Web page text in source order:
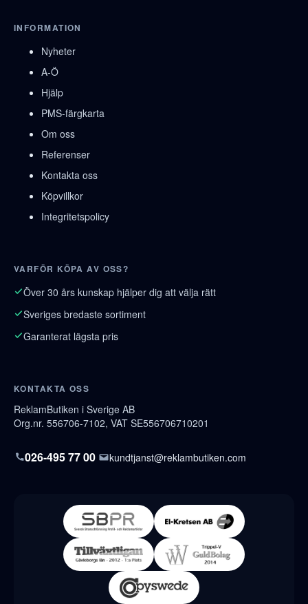
INFORMATION
Nyheter
A-Ö
Hjälp
PMS-färgkarta
Om oss
Referenser
Kontakta oss
Köpvillkor
Integritetspolicy
VARFÖR KÖPA AV OSS?
Över 30 års kunskap hjälper dig att välja rätt
Sveriges bredaste sortiment
Garanterat lägsta pris
KONTAKTA OSS
ReklamButiken i Sverige AB
Org.nr. 556706-7102, VAT SE556706710201
026-495 77 00 kundtjanst@reklambutiken.com